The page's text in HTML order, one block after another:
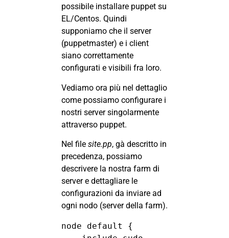
possibile installare puppet su
EL/Centos. Quindi
supponiamo che il server
(puppetmaster) e i client
siano correttamente
configurati e visibili fra loro.
Vediamo ora più nel dettaglio
come possiamo configurare i
nostri server singolarmente
attraverso puppet.
Nel file site.pp, gà descritto in
precedenza, possiamo
descrivere la nostra farm di
server e dettagliare le
configurazioni da inviare ad
ogni nodo (server della farm).
node default {